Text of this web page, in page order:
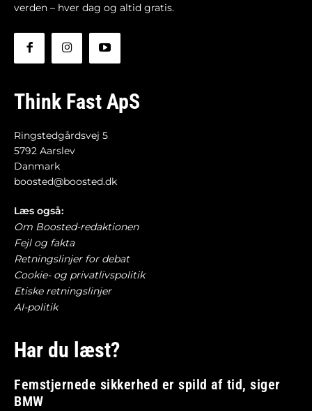
verden – hver dag og altid gratis.
Think Fast ApS
Ringstedgårdsvej 5
5792 Aarslev
Danmark
boosted@boosted.dk
Læs også:
Om Boosted-redaktionen
Fejl og fakta
Retningslinjer for debat
Cookie- og privatlivspolitik
Etiske retningslinjer
AI-politik
Har du læst?
Femstjernede sikkerhed er spild af tid, siger
BMW